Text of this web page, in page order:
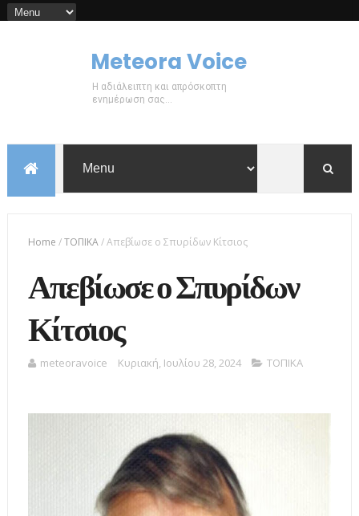
Meteora Voice
Η αδιάλειπτη και απρόσκοπτη
ενημέρωση σας...
Home /ΤΟΠΙΚΑ/Απεβίωσε ο Σπυρίδων Κίτσιος
Απεβίωσε ο Σπυρίδων
Κίτσιος
meteoravoice Κυριακή, Ιουλίου 28, 2024 ΤΟΠΙΚΑ